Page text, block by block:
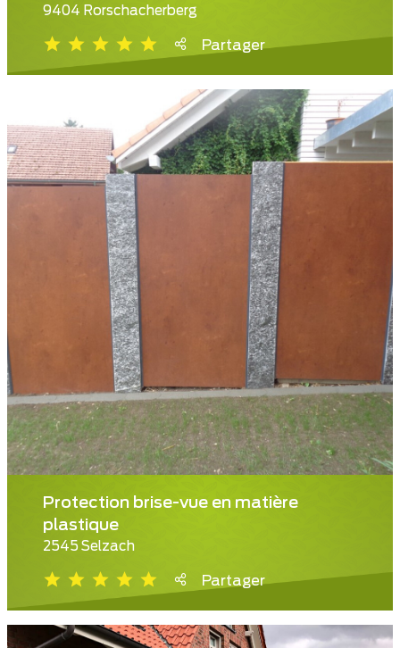
9404 Rorschacherberg
Partager
Protection brise-vue en matière
plastique
2545 Selzach
Partager